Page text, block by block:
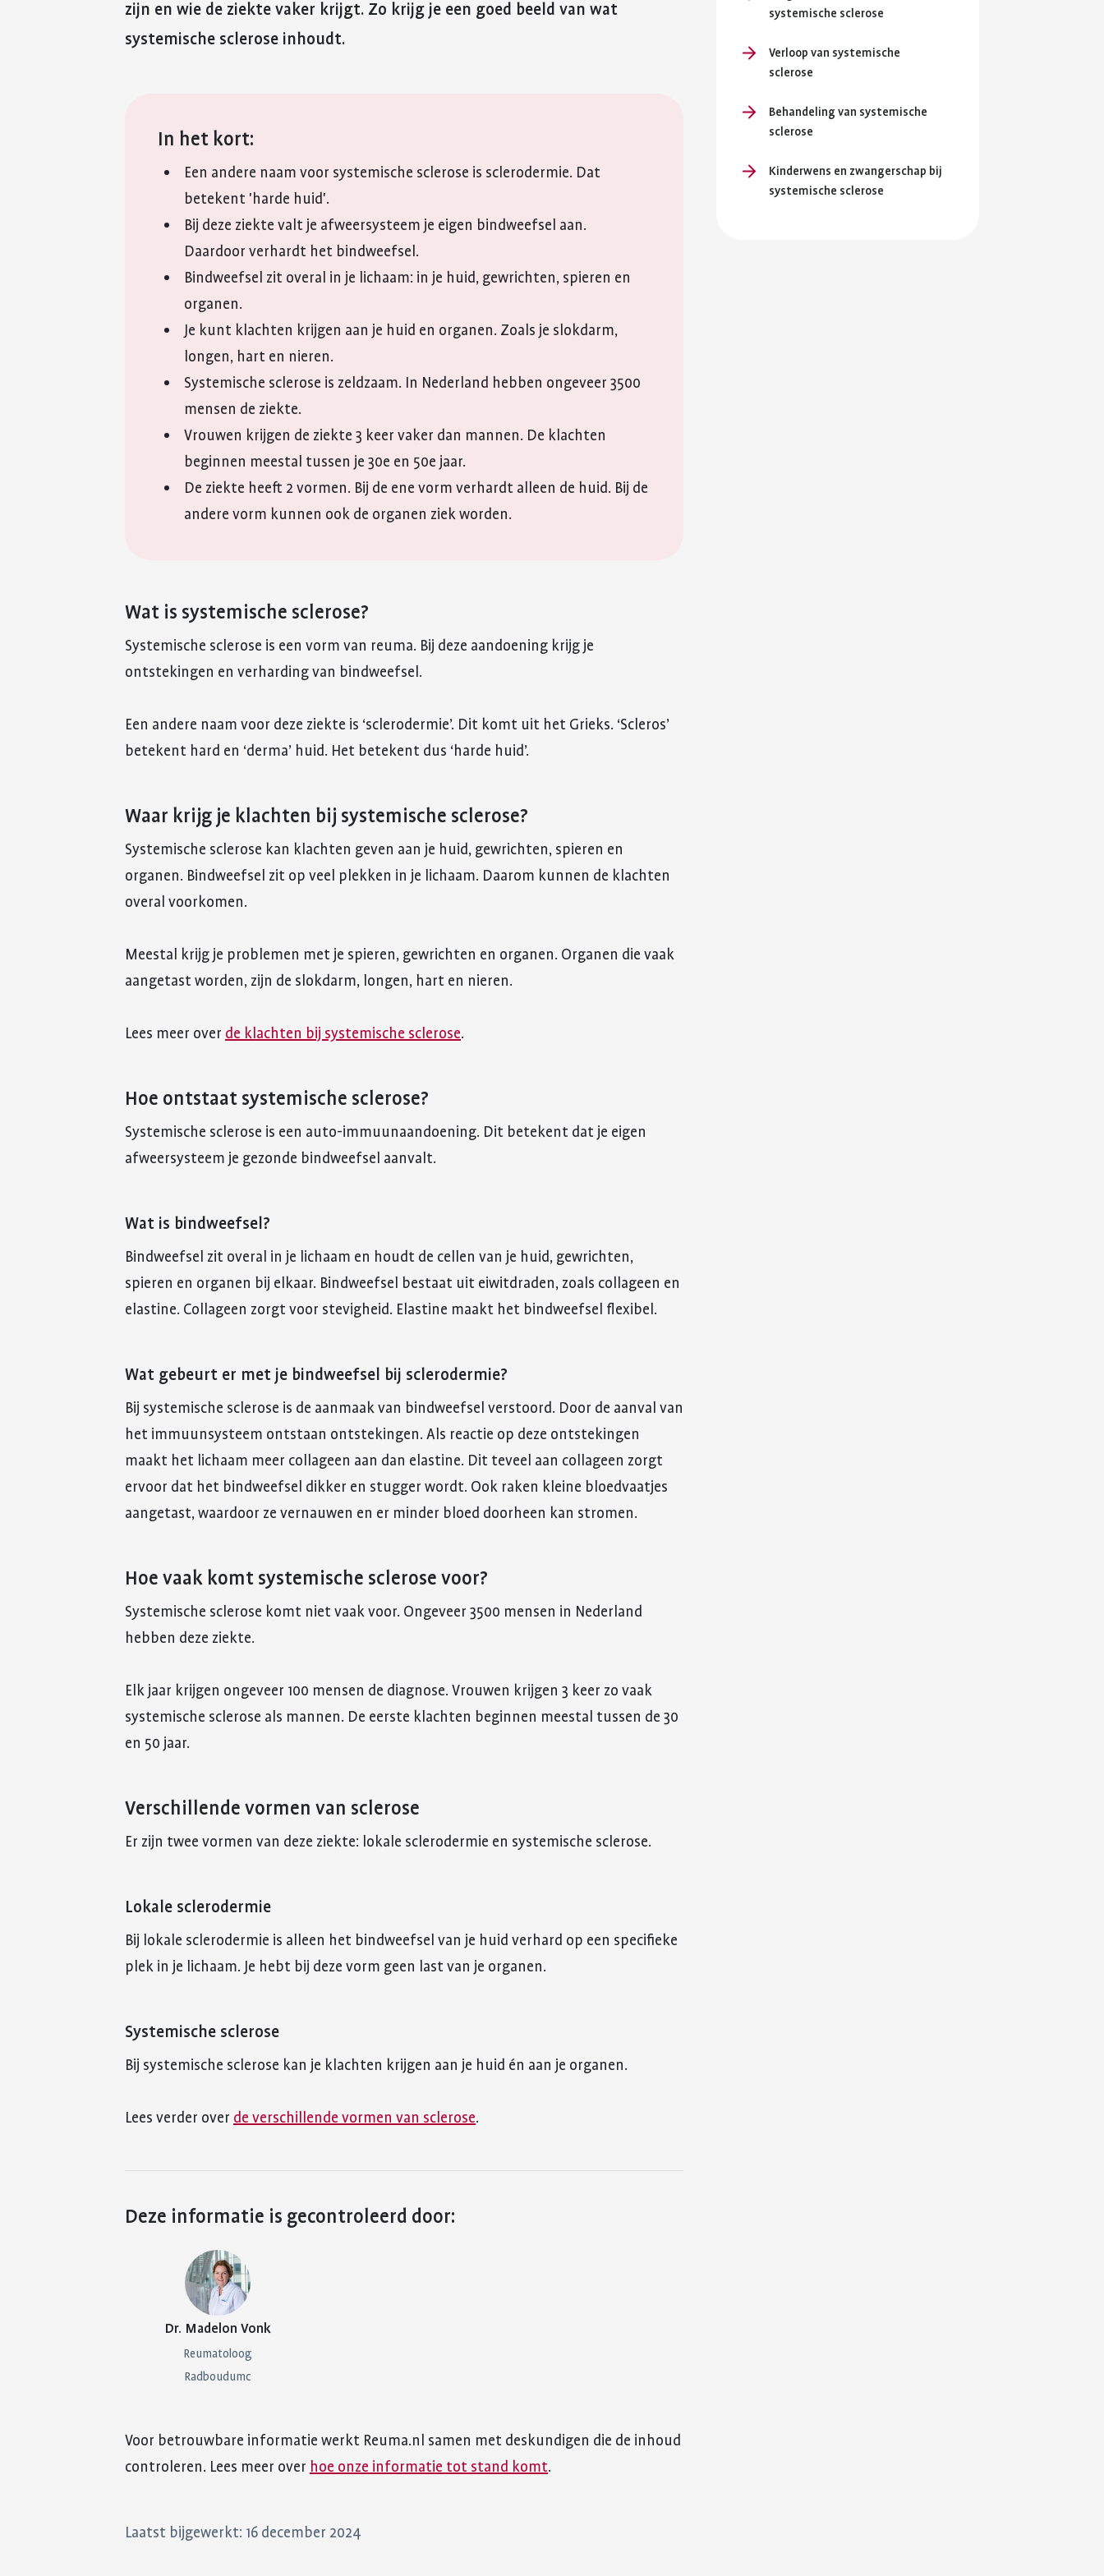
Kinderwens en zwangerschap
weerstand te versterken.
Meer over voeding en
zijn en wie de ziekte vaker krijgt. Zo krijg je een goed beeld van wat
systemische sclerose inhoudt.
In het kort:
Een andere naam voor systemische sclerose is sclerodermie. Dat
betekent 'harde huid'.
Bij deze ziekte valt je afweersysteem je eigen bindweefsel aan.
Daardoor verhardt het bindweefsel.
Bindweefsel zit overal in je lichaam: in je huid, gewrichten, spieren en
organen.
Je kunt klachten krijgen aan je huid en organen. Zoals je slokdarm,
longen, hart en nieren.
Systemische sclerose is zeldzaam. In Nederland hebben ongeveer 3500
mensen de ziekte.
Vrouwen krijgen de ziekte 3 keer vaker dan mannen. De klachten
beginnen meestal tussen je 30e en 50e jaar.
De ziekte heeft 2 vormen. Bij de ene vorm verhardt alleen de huid. Bij de
andere vorm kunnen ook de organen ziek worden.
Wat is systemische sclerose?
Systemische sclerose is een vorm van reuma. Bij deze aandoening krijg je
ontstekingen en verharding van bindweefsel.
Een andere naam voor deze ziekte is ‘sclerodermie’. Dit komt uit het Grieks. ‘Scleros’
betekent hard en ‘derma’ huid. Het betekent dus ‘harde huid’.
Waar krijg je klachten bij systemische sclerose?
Systemische sclerose kan klachten geven aan je huid, gewrichten, spieren en
organen. Bindweefsel zit op veel plekken in je lichaam. Daarom kunnen de klachten
overal voorkomen.
Meestal krijg je problemen met je spieren, gewrichten en organen. Organen die vaak
aangetast worden, zijn de slokdarm, longen, hart en nieren.
Lees meer over de klachten bij systemische sclerose.
Hoe ontstaat systemische sclerose?
Systemische sclerose is een auto-immuunaandoening. Dit betekent dat je eigen
afweersysteem je gezonde bindweefsel aanvalt.
Wat is bindweefsel?
Bindweefsel zit overal in je lichaam en houdt de cellen van je huid, gewrichten,
spieren en organen bij elkaar. Bindweefsel bestaat uit eiwitdraden, zoals collageen en
elastine. Collageen zorgt voor stevigheid. Elastine maakt het bindweefsel flexibel.
Wat gebeurt er met je bindweefsel bij sclerodermie?
Bij systemische sclerose is de aanmaak van bindweefsel verstoord. Door de aanval van
het immuunsysteem ontstaan ontstekingen. Als reactie op deze ontstekingen
maakt het lichaam meer collageen aan dan elastine. Dit teveel aan collageen zorgt
ervoor dat het bindweefsel dikker en stugger wordt. Ook raken kleine bloedvaatjes
aangetast, waardoor ze vernauwen en er minder bloed doorheen kan stromen.
Hoe vaak komt systemische sclerose voor?
Systemische sclerose komt niet vaak voor. Ongeveer 3500 mensen in Nederland
hebben deze ziekte.
Elk jaar krijgen ongeveer 100 mensen de diagnose. Vrouwen krijgen 3 keer zo vaak
systemische sclerose als mannen. De eerste klachten beginnen meestal tussen de 30
en 50 jaar.
Verschillende vormen van sclerose
Er zijn twee vormen van deze ziekte: lokale sclerodermie en systemische sclerose.
Lokale sclerodermie
Bij lokale sclerodermie is alleen het bindweefsel van je huid verhard op een specifieke
plek in je lichaam. Je hebt bij deze vorm geen last van je organen.
Systemische sclerose
Bij systemische sclerose kan je klachten krijgen aan je huid én aan je organen.
Lees verder over de verschillende vormen van sclerose.
Deze informatie is gecontroleerd door:
Dr. Madelon Vonk
Reumatoloog
Radboudumc
Voor betrouwbare informatie werkt Reuma.nl samen met deskundigen die de inhoud
controleren. Lees meer over hoe onze informatie tot stand komt.
Laatst bijgewerkt: 16 december 2024
systemische sclerose
Verloop van systemische
sclerose
Behandeling van systemische
sclerose
Kinderwens en zwangerschap bij
systemische sclerose